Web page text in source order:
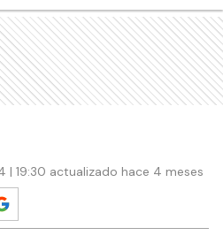
19:30 actualizado hace 4 meses